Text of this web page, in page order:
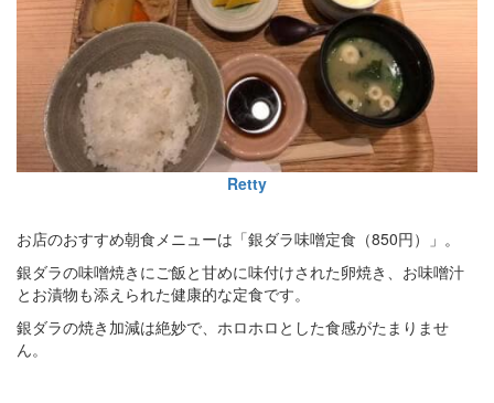
Retty
お店のおすすめ朝食メニューは「銀ダラ味噌定食（850円）」。
銀ダラの味噌焼きにご飯と甘めに味付けされた卵焼き、お味噌汁
とお漬物も添えられた健康的な定食です。
銀ダラの焼き加減は絶妙で、ホロホロとした食感がたまりませ
ん。